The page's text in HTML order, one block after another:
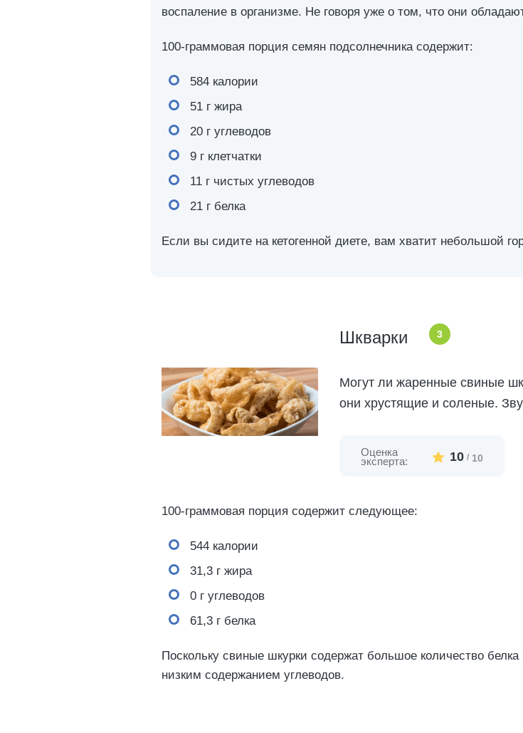
воспаление в организме. Не говоря уже о том, что они
100-граммовая порция семян подсолнечника содержит:
584 калории
51 г жира
20 г углеводов
9 г клетчатки
11 г чистых углеводов
21 г белка
Если вы сидите на кетогенной диете, вам хватит небольшой
Шкварки 3
Могут ли жаренные свиные
они хрустящие и соленые.
Оценка
эксперта: 10 / 10
100-граммовая порция содержит следующее:
544 калории
31,3 г жира
0 г углеводов
61,3 г белка
Поскольку свиные шкурки содержат большое количество
низким содержанием углеводов.